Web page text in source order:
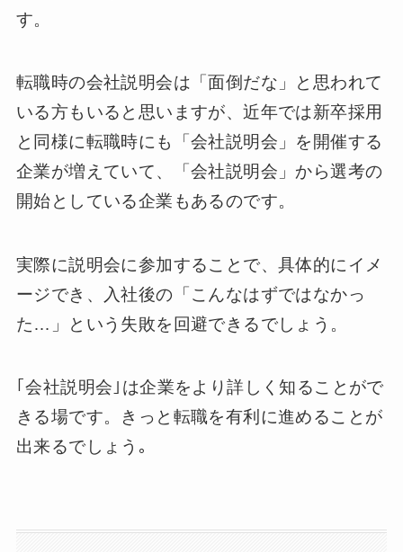
す。
転職時の会社説明会は「面倒だな」と思われて
いる方もいると思いますが、近年では新卒採用
と同様に転職時にも「会社説明会」を開催する
企業が増えていて、「会社説明会」から選考の
開始としている企業もあるのです。
実際に説明会に参加することで、具体的にイメ
ージでき、入社後の「こんなはずではなかっ
た…」という失敗を回避できるでしょう。
｢会社説明会｣は企業をより詳しく知ることがで
きる場です。きっと転職を有利に進めることが
出来るでしょう｡